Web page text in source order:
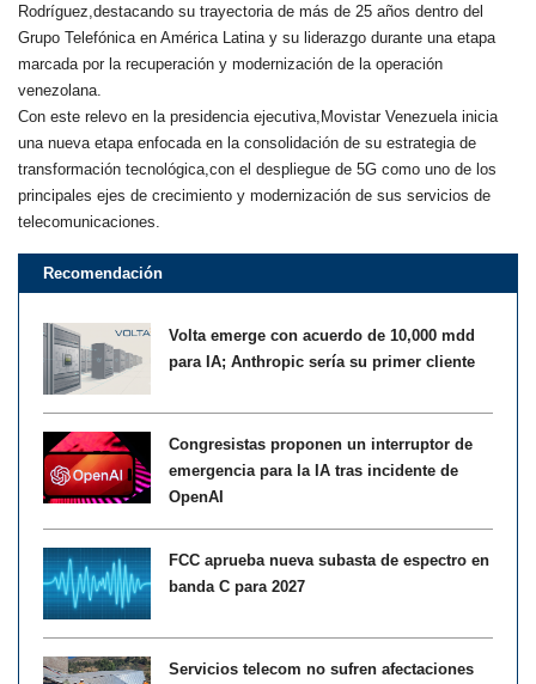
Rodríguez,destacando su trayectoria de más de 25 años dentro del
Grupo Telefónica en América Latina y su liderazgo durante una etapa
marcada por la recuperación y modernización de la operación
venezolana.
Con este relevo en la presidencia ejecutiva,Movistar Venezuela inicia
una nueva etapa enfocada en la consolidación de su estrategia de
transformación tecnológica,con el despliegue de 5G como uno de los
principales ejes de crecimiento y modernización de sus servicios de
telecomunicaciones.
Recomendación
Volta emerge con acuerdo de 10,000 mdd
para IA; Anthropic sería su primer cliente
Congresistas proponen un interruptor de
emergencia para la IA tras incidente de
OpenAI
FCC aprueba nueva subasta de espectro en
banda C para 2027
Servicios telecom no sufren afectaciones